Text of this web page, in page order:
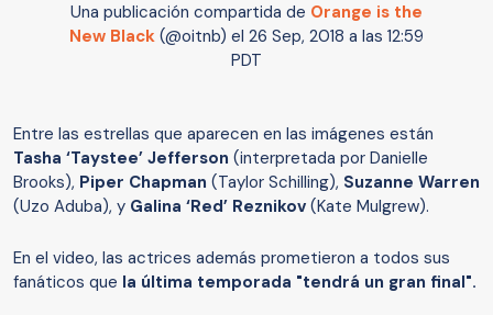
Una publicación compartida de Orange is the
New Black (@oitnb) el 26 Sep, 2018 a las 12:59
PDT
Entre las estrellas que aparecen en las imágenes están
Tasha ‘Taystee’ Jefferson (interpretada por Danielle
Brooks), Piper Chapman (Taylor Schilling), Suzanne Warren
(Uzo Aduba), y Galina ‘Red’ Reznikov (Kate Mulgrew).
En el video, las actrices además prometieron a todos sus
fanáticos que la última temporada "tendrá un gran final".